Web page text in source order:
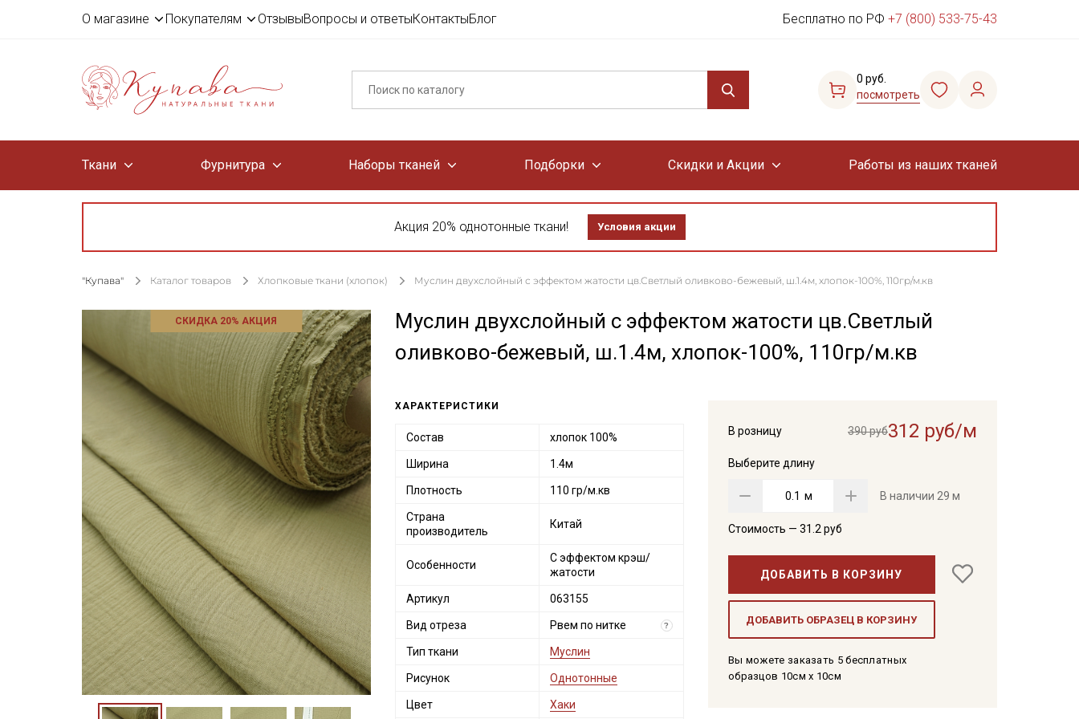
О магазине Покупателям ОтзывыВопросы и ответыКонтактыБлог Бесплатно по РФ +7 (800) 533-75-43
0 руб.
посмотреть
Ткани Фурнитура Наборы тканей Подборки Скидки и Акции Работы из наших тканей
Акция 20% однотонные ткани! Условия акции
"Купава" Каталог товаров Хлопковые ткани (хлопок) Муслин двухслойный с эффектом жатости цв.Светлый оливково-бежевый, ш.1.4м, хлопок-100%, 110гр/м.кв
СКИДКА 20% АКЦИЯ
Муслин двухслойный с эффектом жатости цв.Светлый
оливково-бежевый, ш.1.4м, хлопок-100%, 110гр/м.кв
В розницу 390 руб312 руб/м
Выберите длину
м В наличии 29 м
Стоимость — 31.2 руб
ДОБАВИТЬ В КОРЗИНУ
ДОБАВИТЬ ОБРАЗЕЦ В КОРЗИНУ
Вы можете заказать 5 бесплатных
образцов 10см x 10см
ХАРАКТЕРИСТИКИ
Состав хлопок 100%
Ширина 1.4м
Плотность 110 гр/м.кв
Страна
производитель
Китай
Особенности
С эффектом крэш/
жатости
Артикул 063155
Вид отреза Рвем по нитке ?
Тип ткани Муслин
Рисунок Однотонные
Цвет Хаки